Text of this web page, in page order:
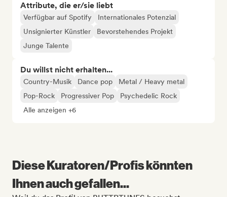
Attribute, die er/sie liebt
Verfügbar auf Spotify
Internationales Potenzial
Unsignierter Künstler
Bevorstehendes Projekt
Junge Talente
Du willst nicht erhalten...
Country-Musik Dance pop
Metal / Heavy metal
Pop-Rock
Progressiver Pop
Psychedelic Rock
Alle anzeigen +6
Diese Kuratoren/Profis könnten
Ihnen auch gefallen...